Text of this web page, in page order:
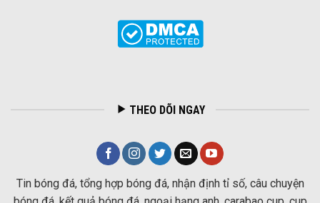
THEO DÕI NGAY
Tin bóng đá, tổng hợp bóng đá, nhận định tỉ số, câu chuyện